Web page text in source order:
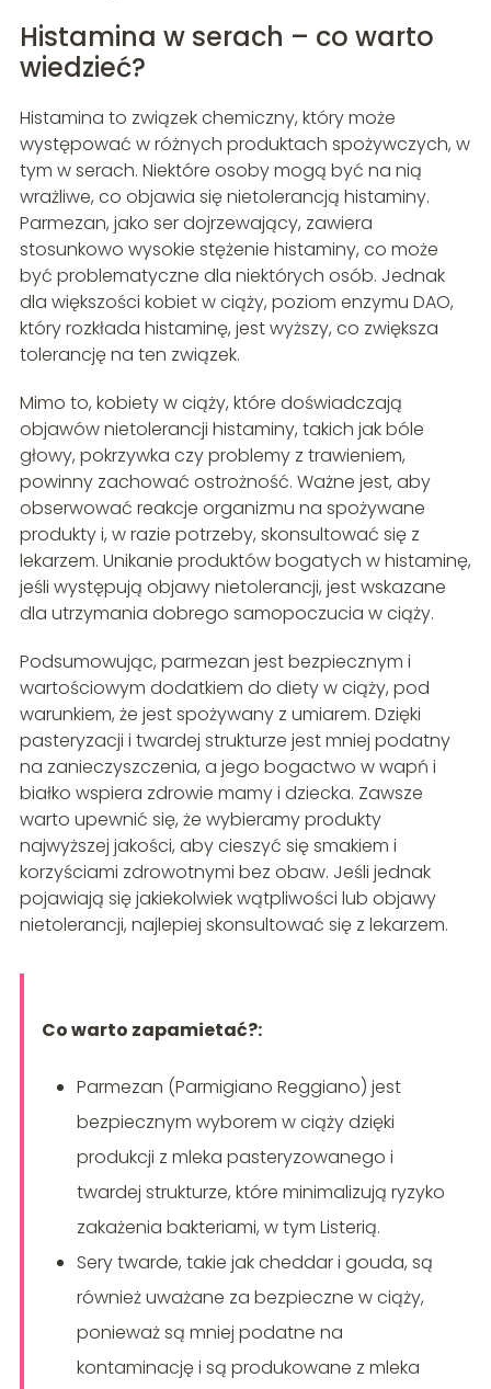
Histamina w serach – co warto
wiedzieć?
Histamina to związek chemiczny, który może
występować w różnych produktach spożywczych, w
tym w serach. Niektóre osoby mogą być na nią
wrażliwe, co objawia się nietolerancją histaminy.
Parmezan, jako ser dojrzewający, zawiera
stosunkowo wysokie stężenie histaminy, co może
być problematyczne dla niektórych osób. Jednak
dla większości kobiet w ciąży, poziom enzymu DAO,
który rozkłada histaminę, jest wyższy, co zwiększa
tolerancję na ten związek.
Mimo to, kobiety w ciąży, które doświadczają
objawów nietolerancji histaminy, takich jak bóle
głowy, pokrzywka czy problemy z trawieniem,
powinny zachować ostrożność. Ważne jest, aby
obserwować reakcje organizmu na spożywane
produkty i, w razie potrzeby, skonsultować się z
lekarzem. Unikanie produktów bogatych w histaminę,
jeśli występują objawy nietolerancji, jest wskazane
dla utrzymania dobrego samopoczucia w ciąży.
Podsumowując, parmezan jest bezpiecznym i
wartościowym dodatkiem do diety w ciąży, pod
warunkiem, że jest spożywany z umiarem. Dzięki
pasteryzacji i twardej strukturze jest mniej podatny
na zanieczyszczenia, a jego bogactwo w wapń i
białko wspiera zdrowie mamy i dziecka. Zawsze
warto upewnić się, że wybieramy produkty
najwyższej jakości, aby cieszyć się smakiem i
korzyściami zdrowotnymi bez obaw. Jeśli jednak
pojawiają się jakiekolwiek wątpliwości lub objawy
nietolerancji, najlepiej skonsultować się z lekarzem.
Co warto zapamietać?:
Parmezan (Parmigiano Reggiano) jest
bezpiecznym wyborem w ciąży dzięki
produkcji z mleka pasteryzowanego i
twardej strukturze, które minimalizują ryzyko
zakażenia bakteriami, w tym Listerią.
Sery twarde, takie jak cheddar i gouda, są
również uważane za bezpieczne w ciąży,
ponieważ są mniej podatne na
kontaminację i są produkowane z mleka